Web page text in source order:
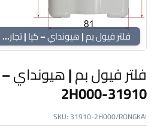
فلتر فيول بم | هيونداي – كيا | تجاري | 31910-2H000
فلتر فيول بم | هيونداي
31910-2H000
SKU:31910-2H000/RONGKAI